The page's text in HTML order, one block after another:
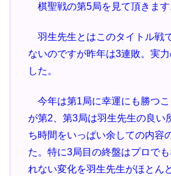
棋聖戦の第5局を見て頂きます
羽生先生とはこのタイトル戦
ないのですが昨年は3連敗。実
した。
今年は第1局に幸運にも勝つこ
が第2、第3局は羽生先生の良い
ち時間をいっぱい余しての内容
た。特に3局目の終盤はプロで
れない変化を羽生先生がほとん